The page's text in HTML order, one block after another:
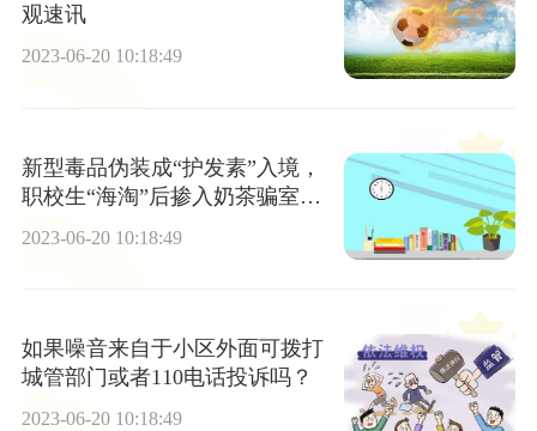
观速讯
2023-06-20 10:18:49
新型毒品伪装成“护发素”入境，
职校生“海淘”后掺入奶茶骗室友
2023-06-20 10:18:49
如果噪音来自于小区外面可拨打
城管部门或者110电话投诉吗？
2023-06-20 10:18:49